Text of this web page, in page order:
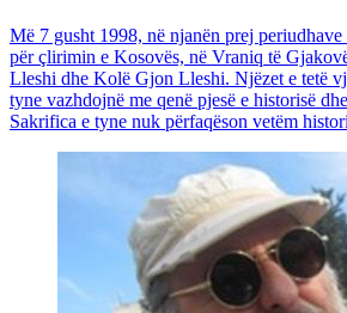
Më 7 gusht 1998, në njanën prej
për çlirimin e Kosovës, në Vraniq të
Lleshi dhe Kolë Gjon Lleshi. Njëzet e tetë
tyne vazhdojnë me qenë pjesë e historisë
Sakrifica e tyne nuk përfaqëson vetëm